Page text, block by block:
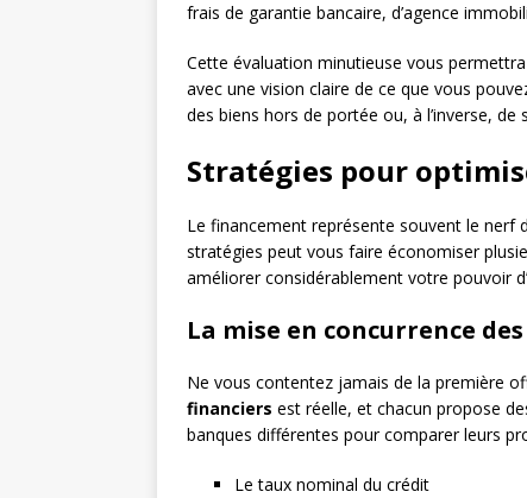
frais de garantie bancaire, d’agence
Cette évaluation minutieuse vous
avec une vision claire de ce que vous
des biens hors de portée ou, à l’inverse, de
Stratégies pour
Le financement représente souvent le nerf
stratégies peut vous faire économiser
améliorer considérablement votre pouvoir
La mise en concurrence
Ne vous contentez jamais de la première
financiers est réelle, et chacun propose
banques différentes pour comparer leurs
Le taux nominal du crédit